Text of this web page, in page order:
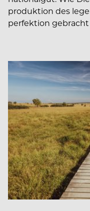
produktion des
perfektion gebracht